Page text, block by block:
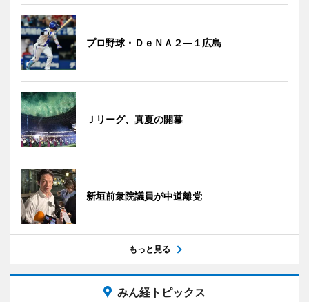
プロ野球・ＤｅＮＡ２―１広島
Ｊリーグ、真夏の開幕
新垣前衆院議員が中道離党
もっと見る
みん経トピックス